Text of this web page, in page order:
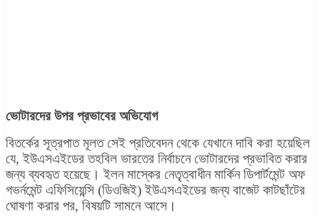
ভোটারদের উপর প্রভাবের অভিযোগ
বিতর্কের সূত্রপাত মূলত সেই প্রতিবেদন থেকে যেখানে দাবি করা হয়েছিল
যে, ইউএসএইডের তহবিল ভারতের নির্বাচনে ভোটারদের প্রভাবিত করার
জন্য ব্যবহৃত হয়েছে। ইলন মাস্কের নেতৃত্বাধীন মার্কিন ডিপার্টমেন্ট অফ
গভর্নমেন্ট এফিসিয়েন্সি (ডিওজিই) ইউএসএইডের জন্য বাজেট কাটছাঁটের
ঘোষণা করার পর, বিষয়টি সামনে আসে।